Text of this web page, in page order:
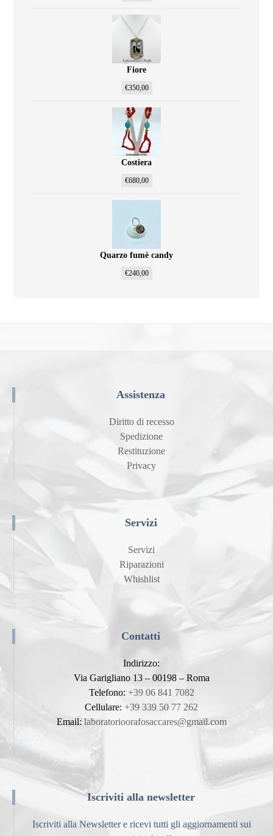
Fiore
€350,00
Costiera
€680,00
Quarzo fumè candy
€240,00
Assistenza
Diritto di recesso
Spedizione
Restituzione
Privacy
Servizi
Servizi
Riparazioni
Whishlist
Contatti
Indirizzo:
Via Garigliano 13 – 00198 – Roma
Telefono: +39 06 841 7082
Cellulare: +39 339 50 77 262
Email: laboratorioorafosaccares@gmail.com
Iscriviti alla newsletter
Iscriviti alla Newsletter e ricevi tutti gli aggiornamenti sui